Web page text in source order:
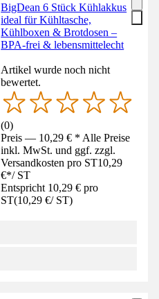
BigDean 6 Stück Kühlakkus
ideal für Kühltasche,
Kühlboxen & Brotdosen –
BPA-frei & lebensmittelecht
Artikel wurde noch nicht
bewertet.
(0)
Preis — 10,29 € * Alle Preise
inkl. MwSt. und ggf. zzgl.
Versandkosten pro ST10,29
€*/ ST
Entspricht 10,29 € pro
ST(10,29 €/ ST)